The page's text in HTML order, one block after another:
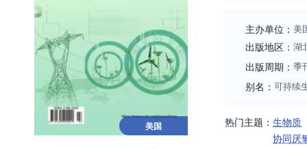
美国
主办单位： 美
出版地区： 湖
出版周期： 季
别名： 可持续
热门主题： 生物质
协同厌